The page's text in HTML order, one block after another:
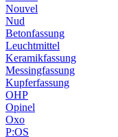
Nouvel
Nud
Betonfassung
Leuchtmittel
Keramikfassung
Messingfassung
Kupferfassung
OHP
Opinel
Oxo
P:OS